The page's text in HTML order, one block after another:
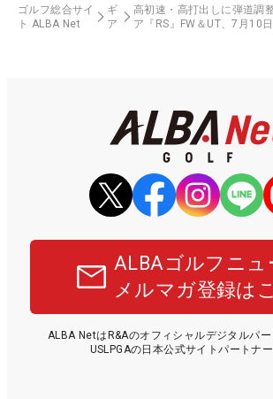
ゴルフ総合サイ
ト ALBA Net
ギ
ア
高初速・高打出しに弾道調
ア『RS』FW＆UT、7月10
ALBAゴルフニュ
メルマガ登録は
ALBA NetはR&Aのオフィシャルデジタルパ
USLPGAの日本公式サイトパートナー